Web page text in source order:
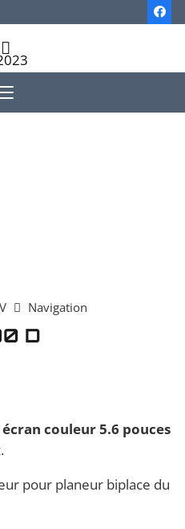
Navigation
D
écran couleur 5.6 pouces
.
pour planeur biplace du